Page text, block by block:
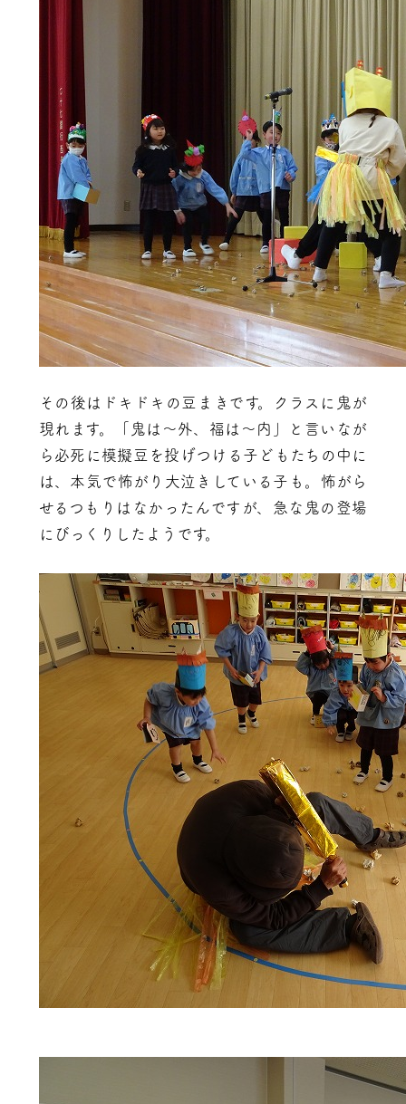
その後はドキドキの豆まきです。クラスに鬼が
現れます。「鬼は～外、福は～内」と言いなが
ら必死に模擬豆を投げつける子どもたちの中に
は、本気で怖がり大泣きしている子も。怖がら
せるつもりはなかったんですが、急な鬼の登場
にびっくりしたようです。